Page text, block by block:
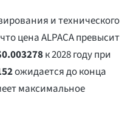
и технического
цена ALPACA превысит
0.003278к 2028 году при
ожидается до конца
максимальное